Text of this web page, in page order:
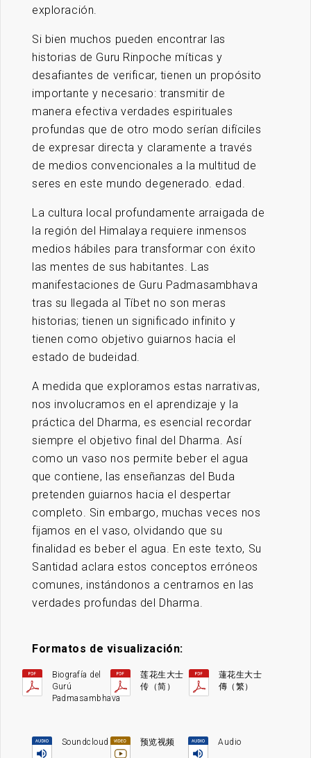
exploración.
Si bien muchos pueden encontrar las
historias de Guru Rinpoche míticas y
desafiantes de verificar, tienen un propósito
importante y necesario: transmitir de
manera efectiva verdades espirituales
profundas que de otro modo serían difíciles
de expresar directa y claramente a través
de medios convencionales a la multitud de
seres en este mundo degenerado. edad.
La cultura local profundamente arraigada de
la región del Himalaya requiere inmensos
medios hábiles para transformar con éxito
las mentes de sus habitantes. Las
manifestaciones de Guru Padmasambhava
tras su llegada al Tíbet no son meras
historias; tienen un significado infinito y
tienen como objetivo guiarnos hacia el
estado de budeidad.
A medida que exploramos estas narrativas,
nos involucramos en el aprendizaje y la
práctica del Dharma, es esencial recordar
siempre el objetivo final del Dharma. Así
como un vaso nos permite beber el agua
que contiene, las enseñanzas del Buda
pretenden guiarnos hacia el despertar
completo. Sin embargo, muchas veces nos
fijamos en el vaso, olvidando que su
finalidad es beber el agua. En este texto, Su
Santidad aclara estos conceptos erróneos
comunes, instándonos a centrarnos en las
verdades profundas del Dharma.
Formatos de visualización:
Biografía del
Gurú
Padmasambhava
莲花生大士
传（简）
蓮花生大士
傳（繁）
Soundcloud 预览视频 Audio